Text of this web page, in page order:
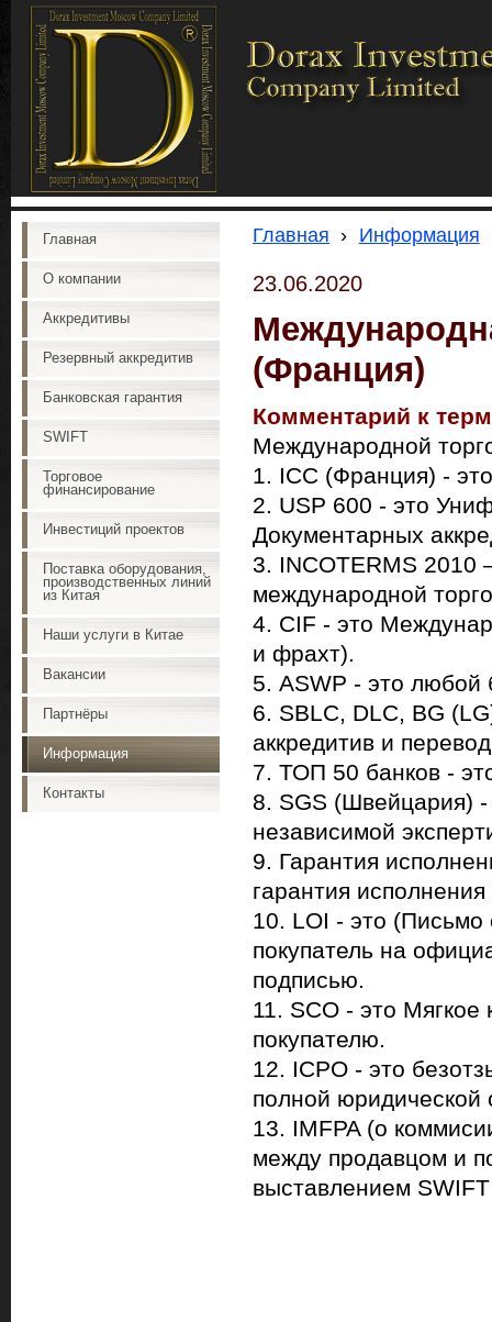
Главная
О компании
Аккредитивы
Резервный аккредитив
Банковская гарантия
SWIFT
Торговое
финансирование
Инвестиций проектов
Поставка оборудования,
производственных линий
из Китая
Наши услуги в Китае
Вакансии
Партнёры
Информация
Контакты
Главная › Информация
23.06.2020
(Франция)
Комментарий к
Международной
1. ICC (Франция) -
2. USP 600 - это
Документарных
3. INCOTERMS 2010
международной
4. CIF - это
и фрахт).
5. ASWP - это любой
6. SBLC, DLC, BG
аккредитив и
7. ТОП 50 банков -
8. SGS (Швейцария) -
независимой
9. Гарантия
гарантия исполнения
10. LOI - это (Письмо
покупатель на
подписью.
11. SCO - это
покупателю.
12. IСPO - это
полной юридической
13. IMFPA (о
между продавцом и
выставлением